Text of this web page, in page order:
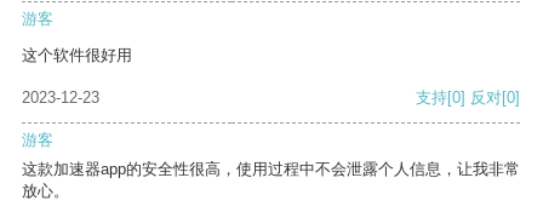
游客
这个软件很好用
2023-12-23 支持[0] 反对[0]
游客
这款加速器app的安全性很高，使用过程中不会泄露个人信息，让我非常
放心。